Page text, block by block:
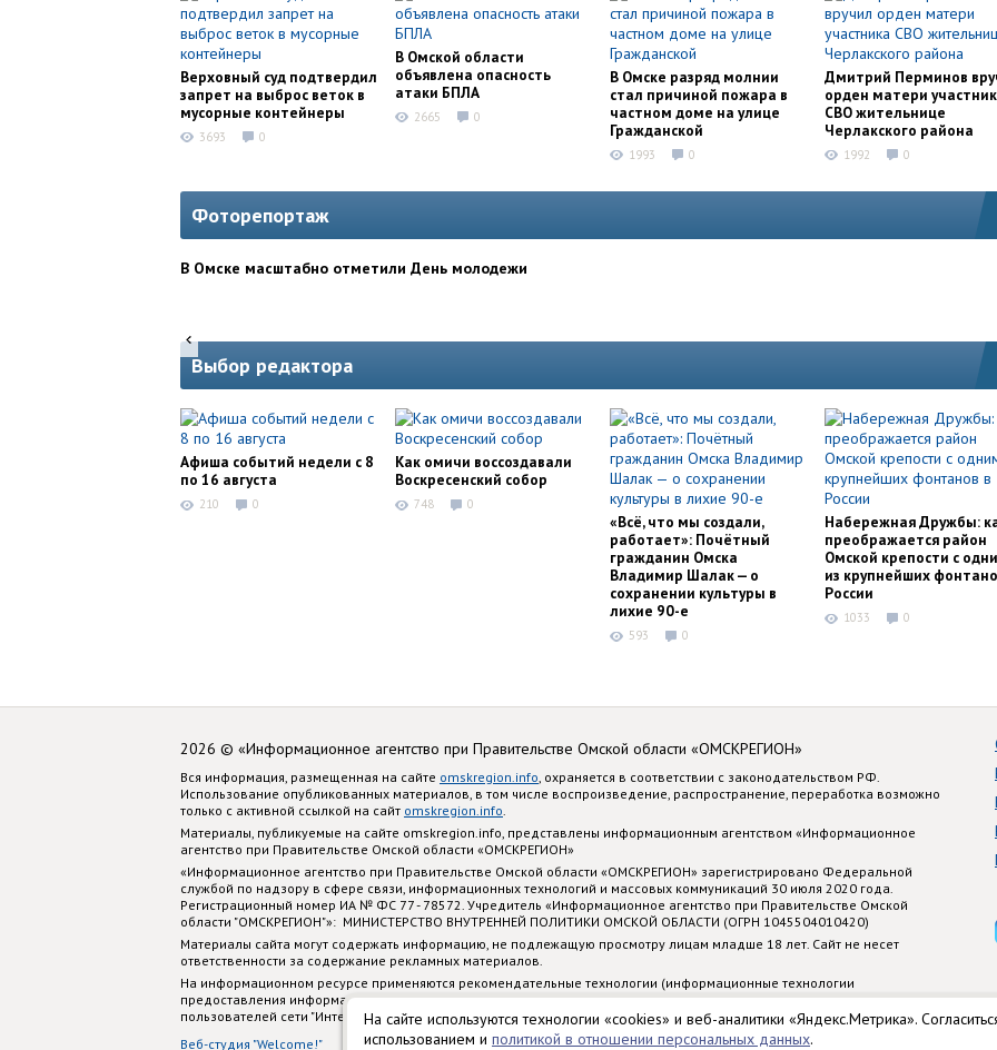
На сайте используются технологии «cookies» и веб-аналитики «Яндекс.Метрика».
использованием и политикой в отношении персональных данных.
Верховный суд подтвердил
запрет на выброс веток в
мусорные контейнеры
3693 0
В Омской области
объявлена опасность
атаки БПЛА
2665 0
В Омске разряд молнии
стал причиной пожара в
частном доме на улице
Гражданской
1993 0
Дмитрий Перминов
орден матери
СВО жительнице
Черлакского района
1992 0
Фоторепортаж
В Омске масштабно отметили День молодежи
Выбор редактора
Афиша событий недели с 8
по 16 августа
210 0
Как омичи воссоздавали
Воскресенский собор
748 0
«Всё, что мы создали,
работает»: Почётный
гражданин Омска
Владимир Шалак — о
сохранении культуры в
лихие 90-е
593 0
Набережная Дружбы:
преображается район
Омской крепости с
из крупнейших
России
1033 0
2026 © «Информационное агентство при Правительстве Омской области «ОМСКРЕГИОН»
Вся информация, размещенная на сайте omskregion.info , охраняется в соответствии с законодательством РФ.
Использование опубликованных материалов, в том числе воспроизведение, распространение, переработка возможно
только с активной ссылкой на сайт omskregion.info
Материалы, публикуемые на сайте omskregion.info, представлены информационным агентством «Информационное
агентство при Правительстве Омской области «ОМСКРЕГИОН»
«Информационное агентство при Правительстве Омской области «ОМСКРЕГИОН» зарегистрировано Федеральной
службой по надзору в сфере связи, информационных технологий и массовых коммуникаций 30 июля 2020 года.
Регистрационный номер ИА № ФС 77 - 78572. Учредитель «Информационное агентство при Правительстве Омской
области "ОМСКРЕГИОН"»: МИНИСТЕРСТВО ВНУТРЕННЕЙ ПОЛИТИКИ ОМСКОЙ ОБЛАСТИ (ОГРН 1045504010420)
Материалы сайта могут содержать информацию, не подлежащую просмотру лицам младше 18 лет. Сайт не несет
ответственности за содержание рекламных материалов.
На информационном ресурсе применяются рекомендательные технологии (информационные технологии
предоставления информации на основе сбора, систематизации и анализа сведений, относящихся к предпочтениям
пользователей сети "Интернет", находящихся на территории Российской Федерации)
Веб-студия "Welcome!"